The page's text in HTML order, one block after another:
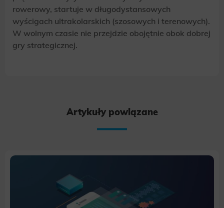
rowerowy, startuje w długodystansowych
wyścigach ultrakolarskich (szosowych i terenowych).
W wolnym czasie nie przejdzie obojętnie obok dobrej
gry strategicznej.
Artykuły powiązane